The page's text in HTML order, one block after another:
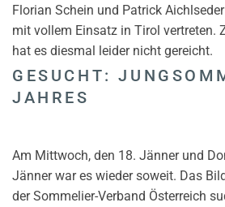
Florian Schein und Patrick
mit vollem Einsatz in Tirol vertreten.
hat es diesmal leider nicht gereicht.
GESUCHT:
JAHRES
Am Mittwoch, den 18. Jänner und
Jänner war es wieder soweit. Das
der Sommelier-Verband Österreich